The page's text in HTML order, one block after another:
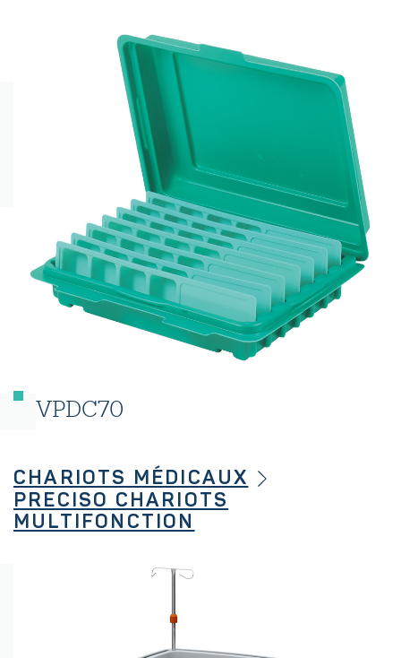
VPDC70
CHARIOTS MÉDICAUX
PRECISO CHARIOTS
MULTIFONCTION